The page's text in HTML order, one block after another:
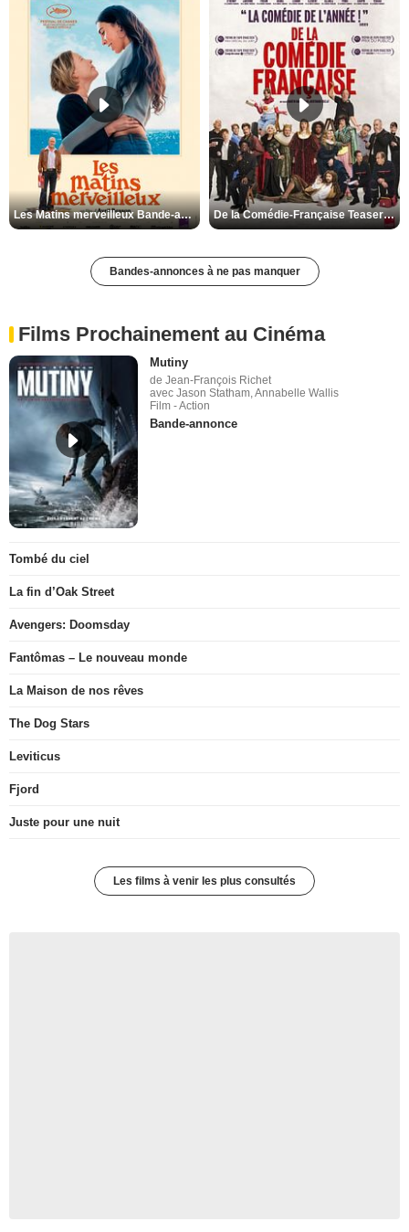
Les Matins merveilleux Bande-annonce VF De la Comédie-Française Teaser VF
Bandes-annonces à ne pas manquer
Films Prochainement au Cinéma
Mutiny
de Jean-François Richet
avec Jason Statham, Annabelle Wallis
Film - Action
Bande-annonce
Tombé du ciel
La fin d’Oak Street
Avengers: Doomsday
Fantômas – Le nouveau monde
La Maison de nos rêves
The Dog Stars
Leviticus
Fjord
Juste pour une nuit
Les films à venir les plus consultés